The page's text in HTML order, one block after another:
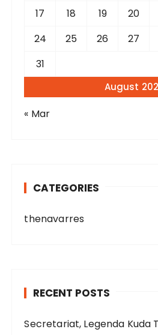
August
17 18 19 20
24
25 26 27
31
« Mar
CATEGORIES
thenavarres
RECENT POSTS
Secretariat, Legenda Kuda